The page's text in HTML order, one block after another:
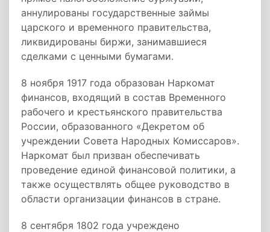
аннулированы государственные займы
царского и временного правительства,
ликвидированы биржи, занимавшиеся
сделками с ценными бумагами.
8 ноября 1917 года образован Наркомат
финансов, входящий в состав Временного
рабочего и крестьянского правительства
России, образованного «Декретом об
учреждении Совета Народных Комиссаров».
Наркомат был призван обеспечивать
проведение единой финансовой политики, а
также осуществлять общее руководство в
области организации финансов в стране.
8 сентября 1802 года учреждено